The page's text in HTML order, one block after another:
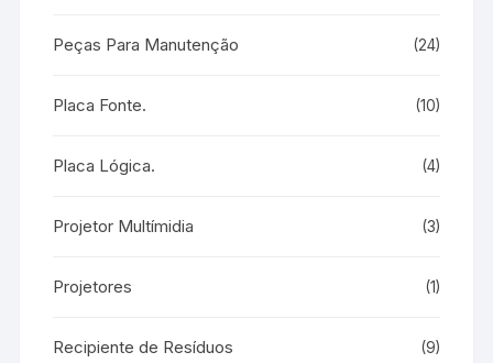
Peças Para Manutenção (24)
Placa Fonte. (10)
Placa Lógica. (4)
Projetor Multímidia (3)
Projetores (1)
Recipiente de Resíduos (9)